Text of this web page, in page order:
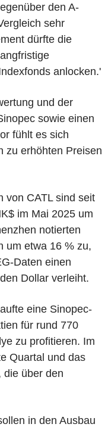
den A-
sehr
dürfte die
anlocken.'
und der
sowie einen
fühlt es sich
zu erhöhten Preisen
von CATL sind seit
im Mai 2025 um
notierten
um etwa 16 % zu,
Daten einen
Dollar verleiht.
eine Sinopec-
für rund 770
zu profitieren. Im
Quartal und das
die über den
in den Ausbau